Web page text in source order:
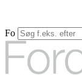
Forsikri